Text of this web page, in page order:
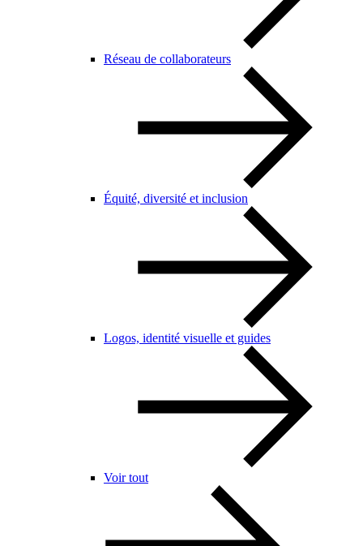
Réseau de collaborateurs
Équité, diversité et inclusion
Logos, identité visuelle et guides
Voir tout